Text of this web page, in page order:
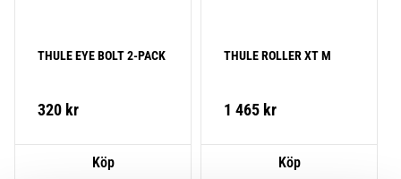
THULE EYE BOLT 2-PACK
320 kr
THULE ROLLER XT M
1 465 kr